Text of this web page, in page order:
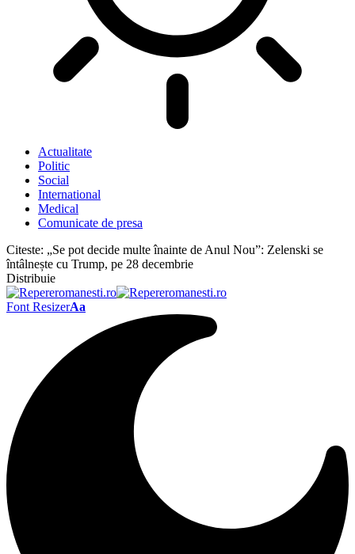
Actualitate
Politic
Social
International
Medical
Comunicate de presa
Citeste: „Se pot decide multe înainte de Anul Nou”: Zelenski se
întâlnește cu Trump, pe 28 decembrie
Distribuie
Font ResizerAa